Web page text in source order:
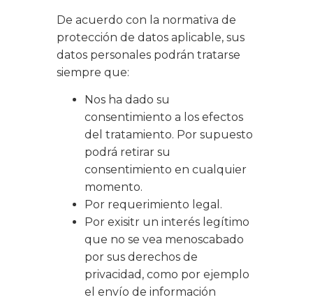
De acuerdo con la normativa de
protección de datos aplicable, sus
datos personales podrán tratarse
siempre que:
Nos ha dado su
consentimiento a los efectos
del tratamiento. Por supuesto
podrá retirar su
consentimiento en cualquier
momento.
Por requerimiento legal.
Por exisitr un interés legítimo
que no se vea menoscabado
por sus derechos de
privacidad, como por ejemplo
el envío de información